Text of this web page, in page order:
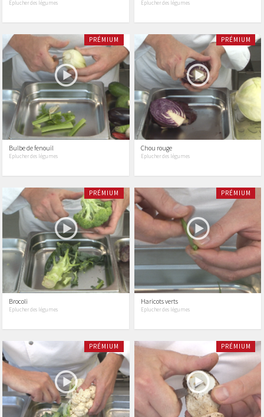
Eplucher des légumes Eplucher des légumes
PRÉMIUM
Bulbe de fenouil
Eplucher des légumes
PRÉMIUM
Chou rouge
Eplucher des légumes
PRÉMIUM
Brocoli
Eplucher des légumes
PRÉMIUM
Haricots verts
Eplucher des légumes
PRÉMIUM PRÉMIUM